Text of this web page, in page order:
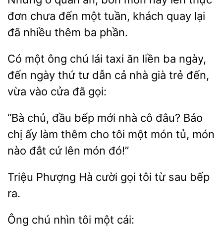
đơn
đến một tuần, khách
lại
đã nhiều thêm ba phần.
Có một chú lái
ăn liền ba ngày,
đến ngày thứ tư dẫn cả nhà già trẻ
vừa vào cửa đã gọi:
chủ, đầu bếp mới nhà cô đâu? Bảo
chị ấy
thêm cho tôi một món tủ, món
nào đắt cứ lên món
Triệu Hà cười gọi từ sau bếp
Ông nhìn cái: